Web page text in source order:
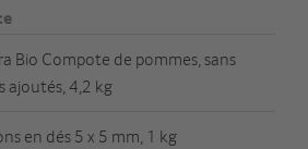
Bio Compote de pommes, sans
ajoutés, 4,2 kg
en dés 5 x 5 mm, 1 kg